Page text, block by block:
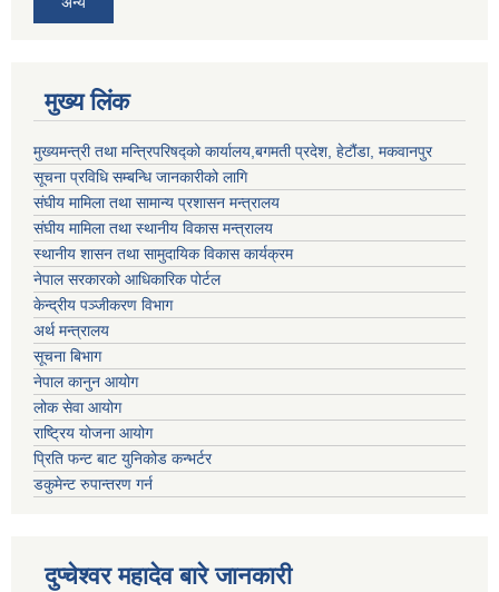
मुख्य लिंक
मुख्यमन्त्री तथा मन्त्रिपरिषद्को कार्यालय,बगमती प्रदेश, हेटौंडा, मकवानपुर
सूचना प्रविधि सम्बन्धि जानकारीको लागि
संघीय मामिला तथा सामान्य प्रशासन मन्त्रालय
संघीय मामिला तथा स्थानीय विकास मन्त्रालय
स्थानीय शासन तथा सामुदायिक विकास कार्यक्रम
नेपाल सरकारको आधिकारिक पोर्टल
केन्द्रीय पञ्जीकरण विभाग
अर्थ मन्त्रालय
सूचना बिभाग
नेपाल कानुन आयोग
लोक सेवा आयोग
राष्ट्रिय योजना आयोग
प्रिति फन्ट बाट युनिकोड कन्भर्टर
डकुमेन्ट रुपान्तरण गर्न
दुप्चेश्वर महादेव बारे जानकारी